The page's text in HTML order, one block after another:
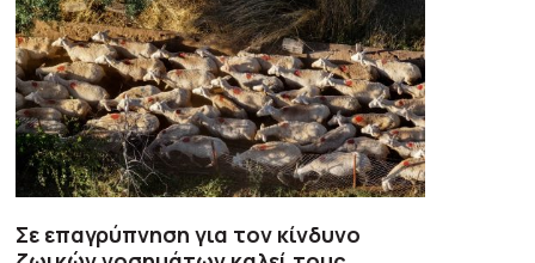
Σε επαγρύπνηση για τον κίνδυνο